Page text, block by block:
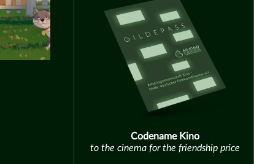
Codename Kino
to the cinema for the friendship price